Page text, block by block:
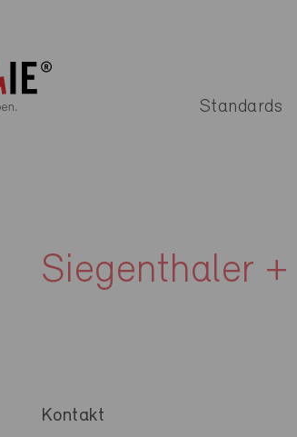
Standards
Siegenthaler
Kontakt